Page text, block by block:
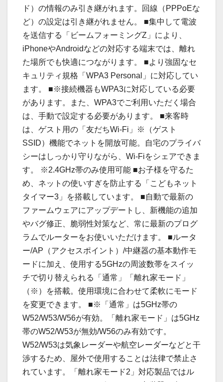
ド）の情報のみ引き継がれます。回線（PPPoEな
ど）の設定は引き継がれません。 ■集中して電波
を送信する「ビームフォーミングZ」により、
iPhoneやAndroidなどの対応する端末では、離れ
た場所でも快適につながります。 ■より強固なセ
キュリティ規格「WPA3 Personal」に対応してい
ます。 ■※接続機器もWPA3に対応している必要
があります。また、WPA3でご利用いただく場合
は、手動で設定する必要があります。 ■来客時
は、ゲスト用の「友だちWi-Fi」※（ゲスト
SSID）機能でネットを開放可能。自宅のプライバ
シーはしっかり守りながら、Wi-Fiをシェアできま
す。 ※2.4GHz帯のみ使用可能 ■お子様を守るた
め、ネットの使いすぎを防止する「こどもネット
タイマー3」を搭載しています。 ■自動で最新の
ファームウェアにアップデートし、新機能の追加
やバグ修正、脆弱性対策など、常に最新のプログ
ラムでルーターをお使いいただけます。 ■ルータ
ー/AP（アクセスポイント）/中継器の基本動作モ
ードに加え、使用する5GHzの周波数帯をスイッ
チで切り替えられる「通常」「離れ家モード」
（※）を搭載。使用環境に合わせて柔軟にモード
を変更できます。 ■※「通常」は5GHz帯の
W52/W53/W56が有効。「離れ家モード」は5GHz
帯のW52/W53が無効/W56のみ有効です。
W52/W53は気象レーダーや航空レーダーなどと干
渉するため、屋外で使用することは法律で禁止さ
れています。「離れ家モード2」対応製品ではル